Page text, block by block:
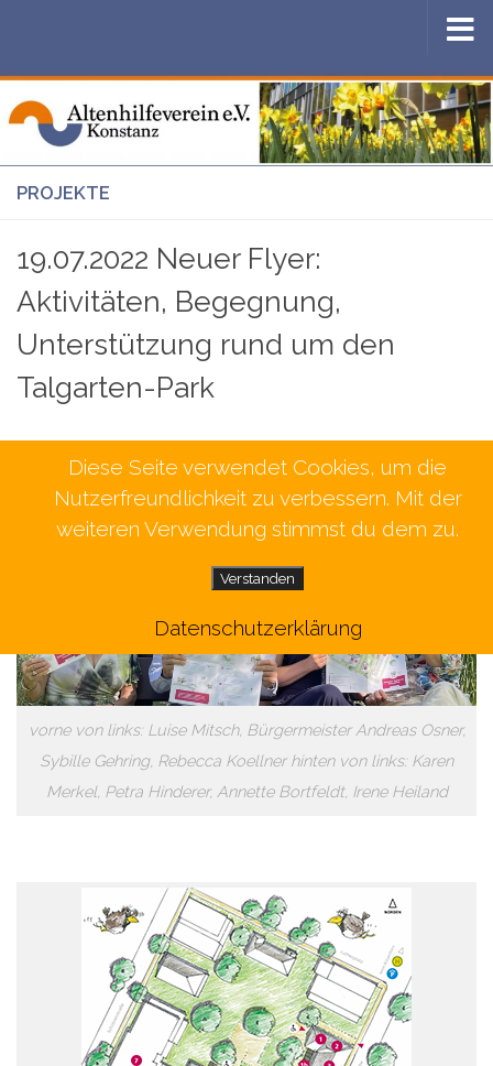
PROJEKTE
19.07.2022 Neuer Flyer:
Aktivitäten, Begegnung,
Unterstützung rund um den
Talgarten-Park
vorne von links: Luise Mitsch, Bürgermeister Andreas Osner,
Sybille Gehring, Rebecca Koellner hinten von links: Karen
Merkel, Petra Hinderer, Annette Bortfeldt, Irene Heiland
Diese Seite verwendet Cookies, um die
Nutzerfreundlichkeit zu verbessern. Mit der
weiteren Verwendung stimmst du dem zu.
Verstanden
Datenschutzerklärung